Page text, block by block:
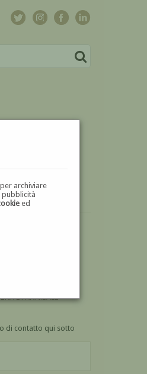
archiviare
pubblicità
ed
DI ANNIBALE
di contatto qui sotto